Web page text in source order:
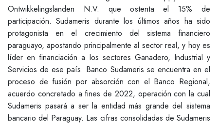
Ontwikkelingslanden N.V. que ostenta el 15% de
participación. Sudameris durante los últimos años ha sido
protagonista en el crecimiento del sistema financiero
paraguayo, apostando principalmente al sector real, y hoy es
líder en financiación a los sectores Ganadero, Industrial y
Servicios de ese país. Banco Sudameris se encuentra en el
proceso de fusión por absorción con el Banco Regional,
acuerdo concretado a fines de 2022, operación con la cual
Sudameris pasará a ser la entidad más grande del sistema
bancario del Paraguay. Las cifras consolidadas de Sudameris